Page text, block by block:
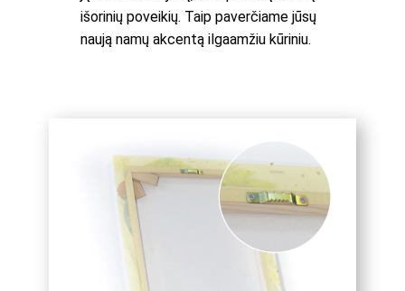
išorinių poveikių. Taip paverčiame jūsų
naują namų akcentą ilgaamžiu kūriniu.